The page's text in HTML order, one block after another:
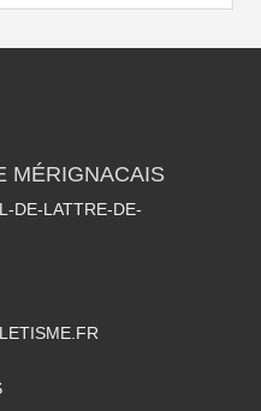
MÉRIGNACAIS
DE-LATTRE-DE-